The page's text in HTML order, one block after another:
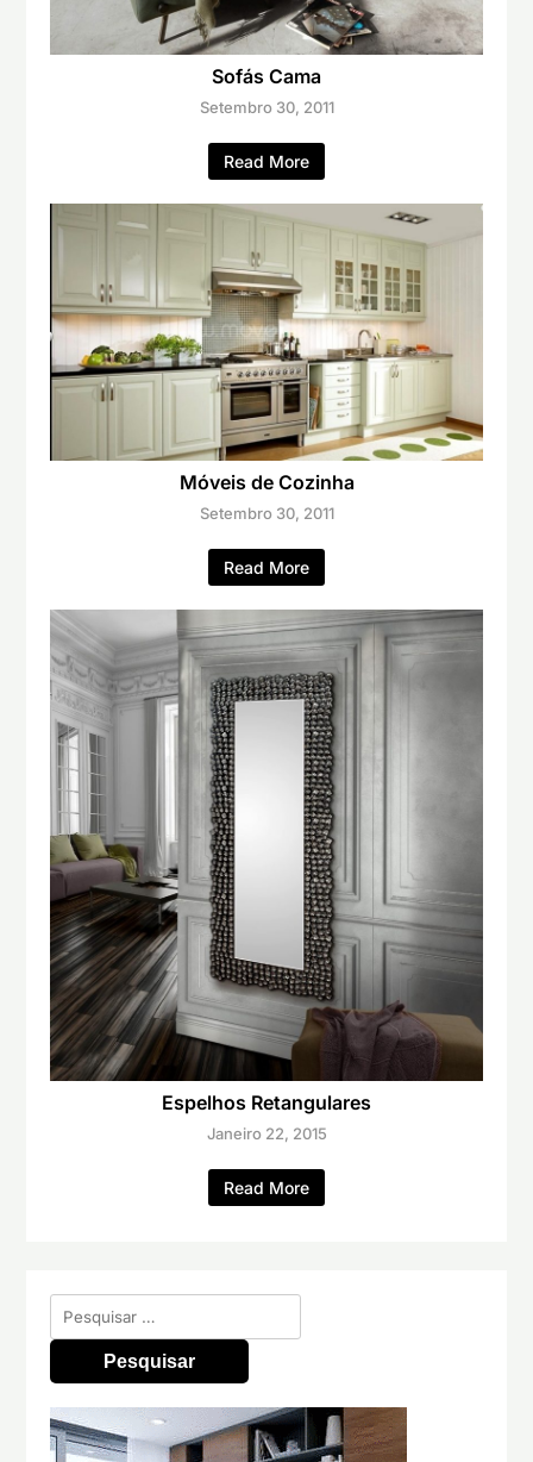
Sofás Cama
Setembro 30, 2011
Read More
Móveis de Cozinha
Setembro 30, 2011
Read More
Espelhos Retangulares
Janeiro 22, 2015
Read More
Pesquisar
por: